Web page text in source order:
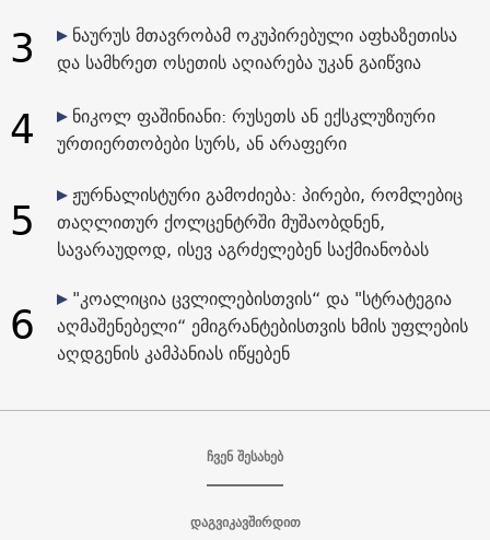
3
ნაურუს მთავრობამ ოკუპირებული აფხაზეთისა
და სამხრეთ ოსეთის აღიარება უკან გაიწვია
4
ნიკოლ ფაშინიანი: რუსეთს ან ექსკლუზიური
ურთიერთობები სურს, ან არაფერი
5
ჟურნალისტური გამოძიება: პირები, რომლებიც
თაღლითურ ქოლცენტრში მუშაობდნენ,
სავარაუდოდ, ისევ აგრძელებენ საქმიანობას
6
"კოალიცია ცვლილებისთვის“ და "სტრატეგია
აღმაშენებელი“ ემიგრანტებისთვის ხმის უფლების
აღდგენის კამპანიას იწყებენ
ჩვენ შესახებ
დაგვიკავშირდით